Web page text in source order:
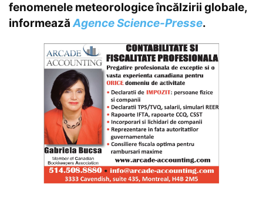
fenomenele meteorologice încălzirii globale,
informeazăAgenceScience-Presse.